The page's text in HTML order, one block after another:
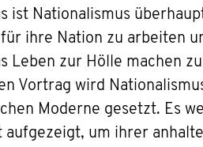
ist Nationalismus
ihre Nation zu arbeiten
Leben zur Hölle machen
Vortrag wird
Moderne gesetzt. Es
um ihrer